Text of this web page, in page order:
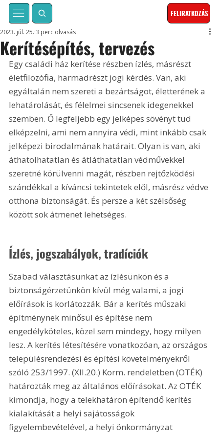
FELIRATKOZÁS
Kerítésépítés, tervezés
2023. júl. 25. 3 perc olvasás
Egy családi ház kerítése részben ízlés, másrészt
életfilozófia, harmadrészt jogi kérdés. Van, aki
egyáltalán nem szereti a bezártságot, életterének a
lehatárolását, és félelmei sincsenek idegenekkel
szemben. Ő legfeljebb egy jelképes sövényt tud
elképzelni, ami nem annyira védi, mint inkább csak
jelképezi birodalmának határait. Olyan is van, aki
áthatolhatatlan és átláthatatlan védművekkel
szeretné körülvenni magát, részben rejtőzködési
szándékkal a kíváncsi tekintetek elől, másrész védve
otthona biztonságát. És persze a két szélsőség
között sok átmenet lehetséges.
Ízlés, jogszabályok, tradíciók
Szabad választásunkat az ízlésünkön és a
biztonságérzetünkön kívül még valami, a jogi
előírások is korlátozzák. Bár a kerítés műszaki
építménynek minősül és építése nem
engedélyköteles, közel sem mindegy, hogy milyen
lesz. A kerítés létesítésére vonatkozóan, az országos
településrendezési és építési követelményekről
szóló 253/1997. (XII.20.) Korm. rendeletben (OTÉK)
határozták meg az általános előírásokat. Az OTÉK
kimondja, hogy a telekhatáron építendő kerítés
kialakítását a helyi sajátosságok
figyelembevételével, a helyi önkormányzat